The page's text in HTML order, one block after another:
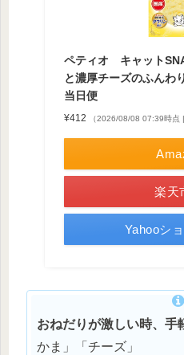
ペティオ キャット
と濃厚チーズのふん
当日便
¥412 （2026/08/08 07:39時点
楽天
Yahooシ
おねだりが激しい時、手
かま」「チーズ」